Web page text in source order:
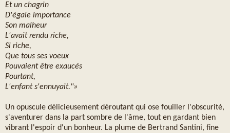
Et un chagrin
D'égale importance
Son malheur
L'avait rendu riche,
Si riche,
Que tous ses voeux
Pouvaient être exaucés
Pourtant,
L'enfant s'ennuyait."»
Un opuscule délicieusement déroutant qui ose fouiller l'obscurité,
s'aventurer dans la part sombre de l'âme, tout en gardant bien
vibrant l'espoir d'un bonheur. La plume de Bertrand Santini, fine